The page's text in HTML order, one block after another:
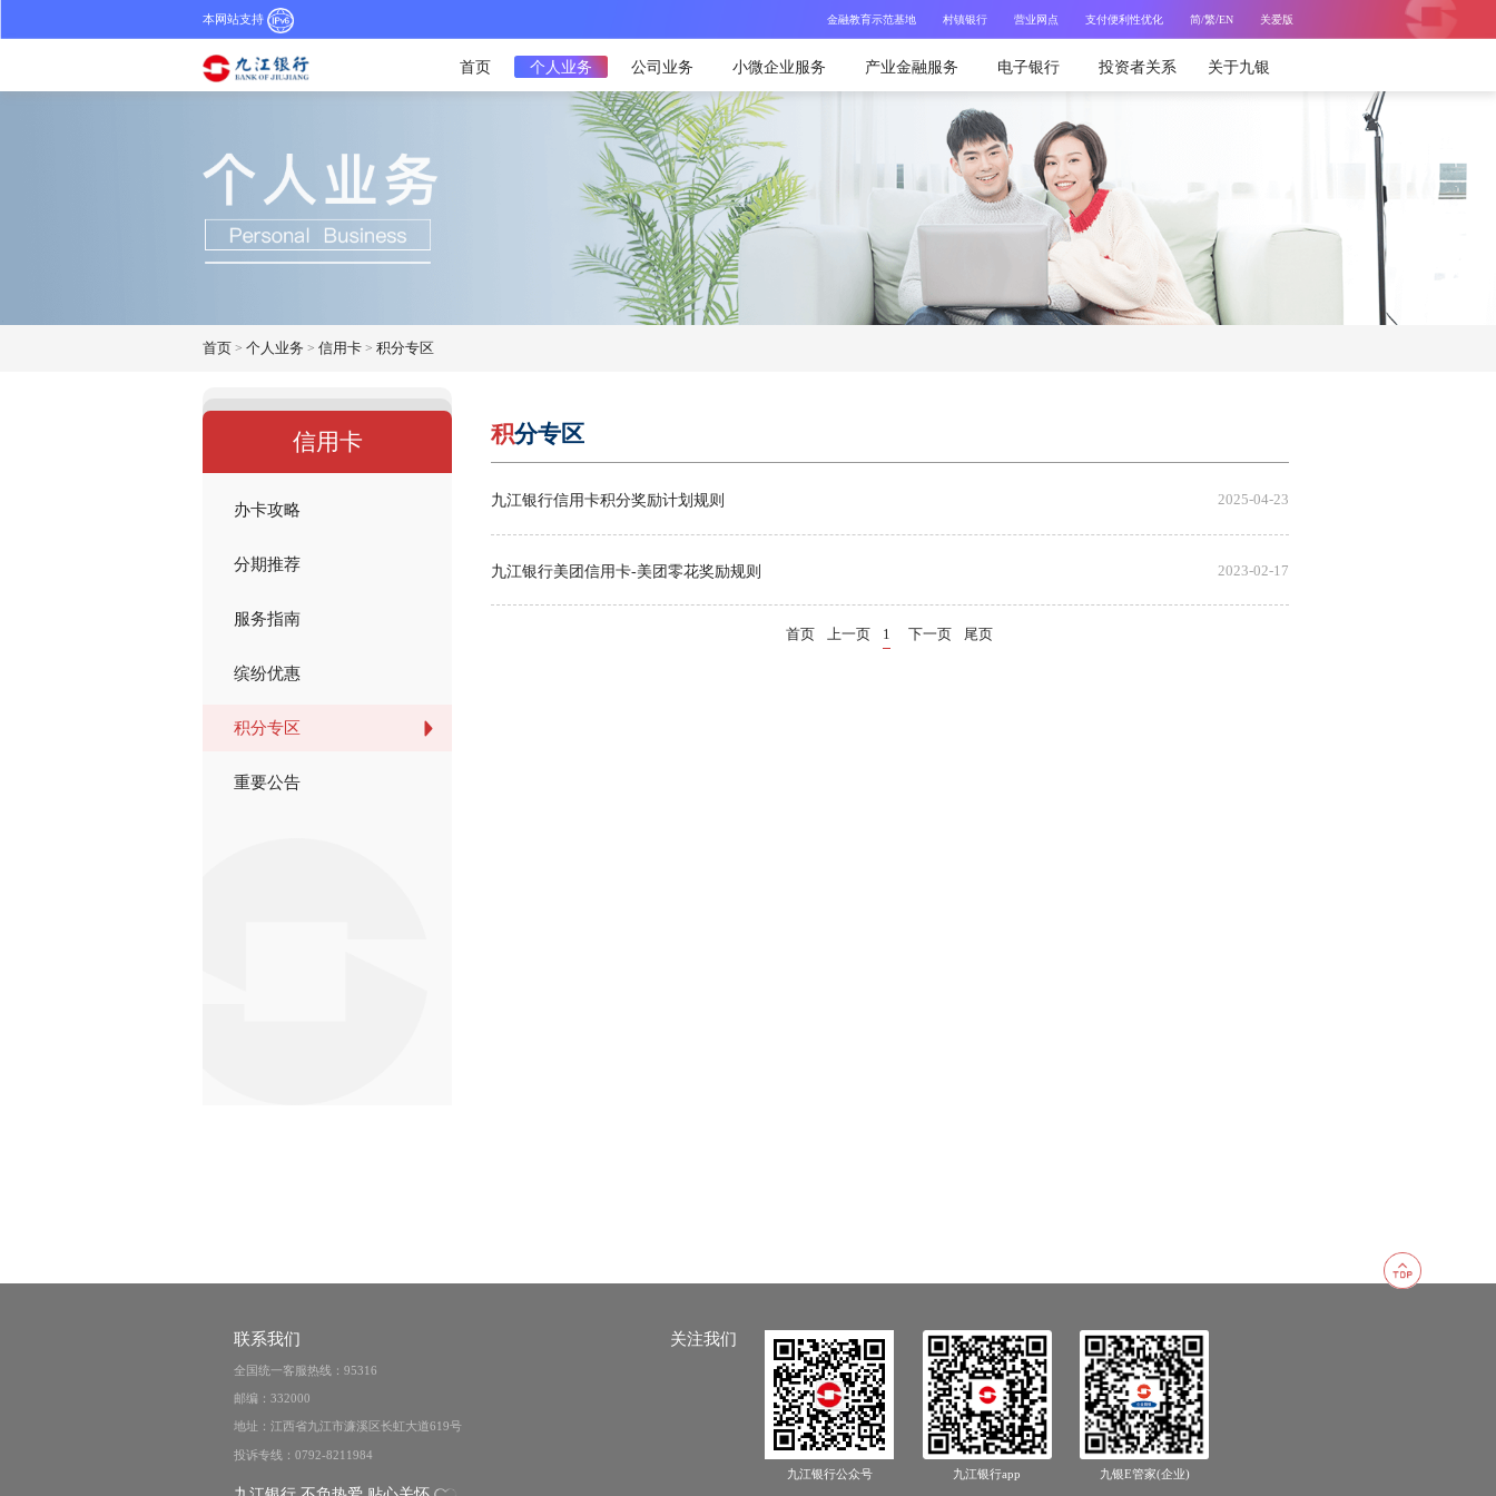
本网站支持 金融教育示范基地 村镇银行 营业网点 支付便利性优化 简/繁/EN 关爱版
首页 个人业务 公司业务 小微企业服务 产业金融服务 电子银行 投资者关系 关于九银
首页 > 个人业务 > 信用卡 > 积分专区
信用卡
办卡攻略
分期推荐
服务指南
缤纷优惠
积分专区
重要公告
积分专区
九江银行信用卡积分奖励计划规则 2025-04-23
九江银行美团信用卡-美团零花奖励规则 2023-02-17
首页 上一页 1 下一页 尾页
联系我们
全国统一客服热线：95316
邮编：332000
地址：江西省九江市濂溪区长虹大道619号
投诉专线：0792-8211984
关注我们
九江银行公众号 九江银行app 九银E管家(企业)